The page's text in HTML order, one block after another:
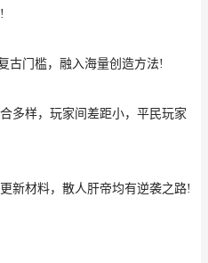
古门槛，融入海量创造方法!
多样，玩家间差距小，平民玩家
新材料，散人肝帝均有逆袭之路!